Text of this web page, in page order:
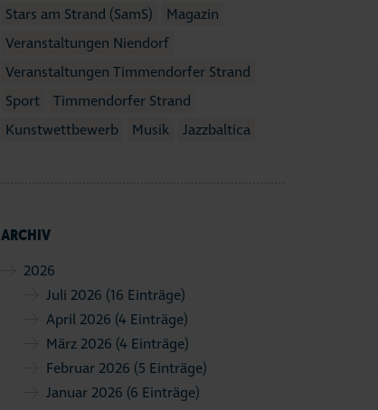
Stars am Strand (SamS)
Magazin
Veranstaltungen Niendorf
Veranstaltungen Timmendorfer Strand
Sport
Timmendorfer Strand
Kunstwettbewerb
Musik Jazzbaltica
ARCHIV
2026
Juli 2026 (16 Einträge)
April 2026 (4 Einträge)
März 2026 (4 Einträge)
Februar 2026 (5 Einträge)
Januar 2026 (6 Einträge)